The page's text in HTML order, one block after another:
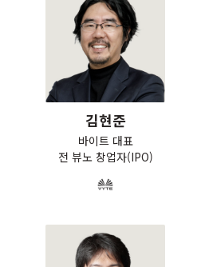
김현준
바이트 대표
전 뷰노 창업자(IPO)